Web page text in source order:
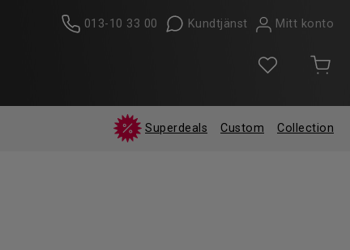
013-10 33 00 Kundtjänst Mitt konto
Superdeals Custom Collection